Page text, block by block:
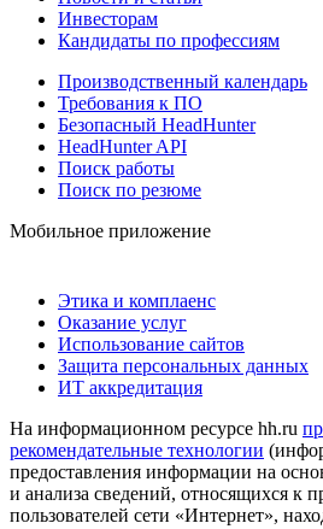
Инвесторам
Кандидаты по профессиям
Производственный календарь
Требования к ПО
Безопасный HeadHunter
HeadHunter API
Поиск работы
Поиск по резюме
Мобильное приложение
Этика и комплаенс
Оказание услуг
Использование сайтов
Защита персональных данных
ИТ аккредитация
На информационном ресурсе hh.ru
рекомендательные технологии
предоставления информации на
и анализа сведений, относящихся к
пользователей сети «Интернет»,